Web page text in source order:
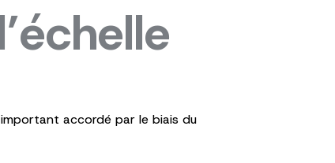
accordé par le biais du